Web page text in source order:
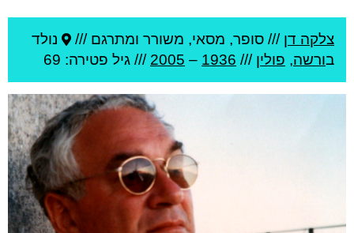
צלקה דן /// סופר, מסאי, משורר ומתרגם ///
נולד
בורשה, פולין ///
1936
–
2005 /// גיל פטירה: 69